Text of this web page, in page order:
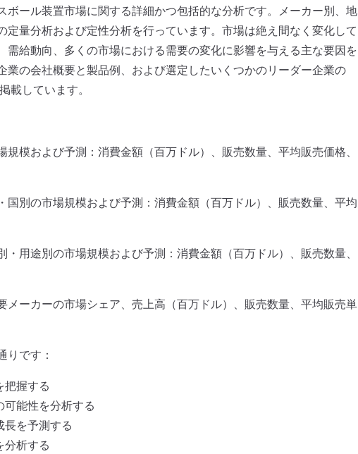
ボール装置市場に関する詳細かつ包括的な分析です。メーカー別、地
定量分析および定性分析を行っています。市場は絶え間なく変化して
需給動向、多くの市場における需要の変化に影響を与える主な要因を
業の会社概要と製品例、および選定したいくつかのリーダー企業の
載しています。
模および予測：消費金額（百万ドル）、販売数量、平均販売価格、
国別の市場規模および予測：消費金額（百万ドル）、販売数量、平均
用途別の市場規模および予測：消費金額（百万ドル）、販売数量、
メーカーの市場シェア、売上高（百万ドル）、販売数量、平均販売単
りです：
把握する
能性を分析する
長を予測する
分析する